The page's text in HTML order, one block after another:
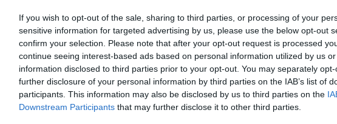
If you wish to opt-out of the sale, sharing to third parties, or processing of your
sensitive information for targeted advertising by us, please use the below opt-out
confirm your selection. Please note that after your opt-out request is processed
continue seeing interest-based ads based on personal information utilized by us
information disclosed to third parties prior to your opt-out. You may separately
further disclosure of your personal information by third parties on the IAB’s list of
participants. This information may also be disclosed by us to third parties on the
Downstream Participants that may further disclose it to other third parties.